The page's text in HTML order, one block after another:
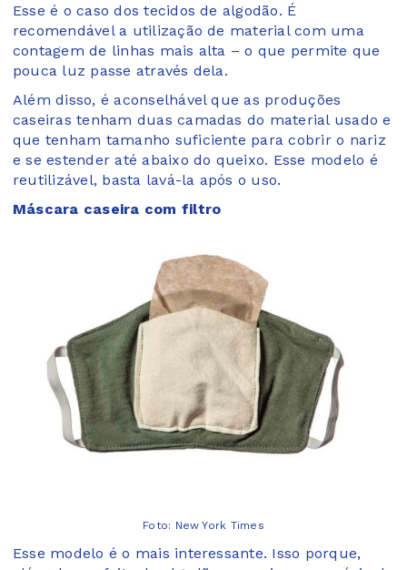
Esse é o caso dos tecidos de algodão. É
recomendável a utilização de material com uma
contagem de linhas mais alta – o que permite que
pouca luz passe através dela.
Além disso, é aconselhável que as produções
caseiras tenham duas camadas do material usado e
que tenham tamanho suficiente para cobrir o nariz
e se estender até abaixo do queixo. Esse modelo é
reutilizável, basta lavá-la após o uso.
Máscara caseira com filtro
Foto: New York Times
Esse modelo é o mais interessante. Isso porque,